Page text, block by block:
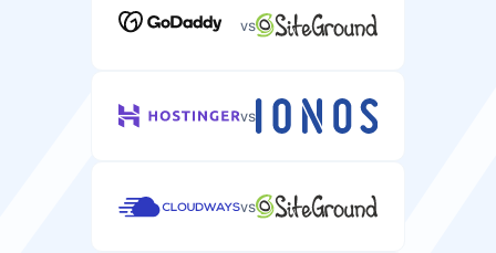
vs
vs
vs